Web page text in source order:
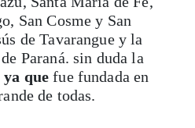
San Cosme y San
de Tavarangue y la
Paraná. sin duda la
que fue fundada en
de todas.